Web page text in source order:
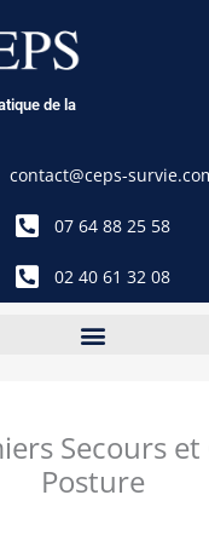
de la
contact@ceps-
07 64 88 25 58
02 40 61 32 08
Secours et
Posture